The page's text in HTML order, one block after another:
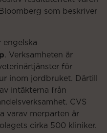
som beskriver
engelska
. Verksamheten är
för
inom jordbruket. Därtill
intäkterna från
CVS
varav merparten är
cirka 500 kliniker.